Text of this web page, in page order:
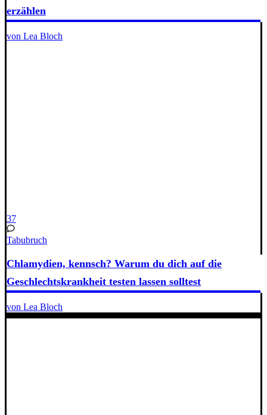
erzählen
von Lea Bloch
37
Tabubruch
Chlamydien, kennsch? Warum du dich auf die
Geschlechtskrankheit testen lassen solltest
von Lea Bloch